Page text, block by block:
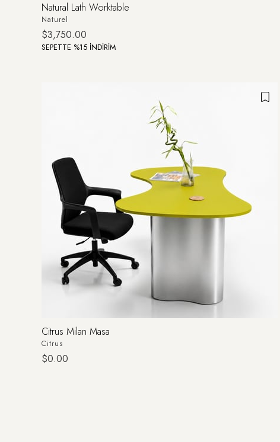
Natural Lath Worktable
Naturel
$3,750.00
SEPETTE %15 İNDİRİM
Citrus Milan Masa
Citrus
$0.00